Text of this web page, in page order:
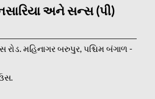
અને સન્સ (પી)
રોડ.મહિનાગર બરુપુર, પશ્ચિમ બંગાળ -